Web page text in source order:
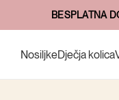
BESPLATNA
NosiljkeDječja kolica